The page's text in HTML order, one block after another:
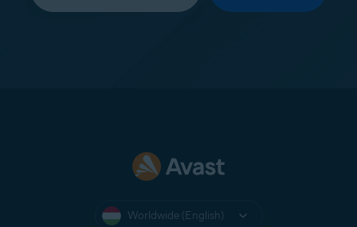
Worldwide (English)